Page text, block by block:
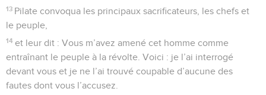
13 Pilate convoqua les principaux sacrificateurs, les chefs et
le peuple,
14 et leur dit : Vous m’avez amené cet homme comme
entraînant le peuple à la révolte. Voici : je l’ai interrogé
devant vous et je ne l’ai trouvé coupable d’aucune des
fautes dont vous l’accusez.